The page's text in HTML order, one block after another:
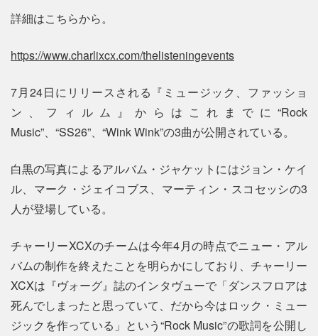
詳細はこちらから。
https://www.charlixcx.com/thelisteningevents
7月24日にリリースされる『ミュージック、ファッショ
ン、フィルム』からはこれまでに“Rock
Music”、“SS26”、“Wink Wink”の3曲が公開されている。
白黒の写真によるアルバム・ジャケットにはジョン・ケイ
ル、マーク・ジェイコブス、マーティン・スコセッシの3
人が登場している。
チャーリーXCXのチームは今年4月の時点でニュー・アル
バムの制作を終えたことを明らかにしており、チャーリー
XCXは『ヴォーグ』誌のインタヴューで「ダンスフロアは
死んでしまったと思っていて、だから今はロック・ミュー
ジックを作っている」という“Rock Music”の歌詞を公開し